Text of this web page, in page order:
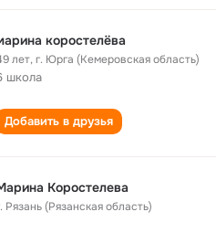
коростелёва
лет,г. Юрга (Кемеровская область)
школа
Добавить в друзья
Коростелева
Рязань (Рязанская область)